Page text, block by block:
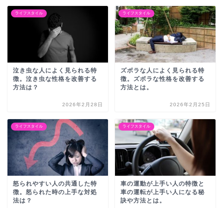
ライフスタイル
泣き虫な人によく見られる特
徴。泣き虫な性格を改善する
方法は？
2026年2月28日
ライフスタイル
ズボラな人によく見られる特
徴。ズボラな性格を改善する
方法とは。
2026年2月25日
ライフスタイル
怒られやすい人の共通した特
徴。怒られた時の上手な対処
法は？
ライフスタイル
車の運動が上手い人の特徴と
車の運転が上手い人になる秘
訣や方法とは。